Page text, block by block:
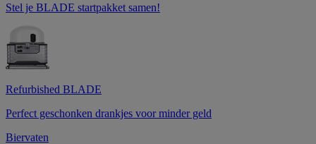
Stel je BLADE startpakket samen!
Refurbished BLADE
Perfect geschonken drankjes voor minder geld
Biervaten